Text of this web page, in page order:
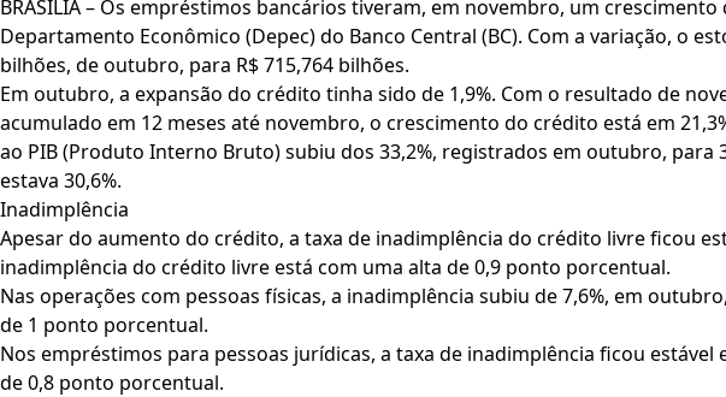
BRASÍLIA – Os empréstimos bancários tiveram, em novembro, um
Departamento Econômico (Depec) do Banco Central (BC). Com a variação, o
bilhões, de outubro, para R$ 715,764 bilhões.
Em outubro, a expansão do crédito tinha sido de 1,9%. Com o resultado de
acumulado em 12 meses até novembro, o crescimento do crédito está em
ao PIB (Produto Interno Bruto) subiu dos 33,2%, registrados em outubro, para
estava 30,6%.
Inadimplência
Apesar do aumento do crédito, a taxa de inadimplência do crédito livre ficou
inadimplência do crédito livre está com uma alta de 0,9 ponto porcentual.
Nas operações com pessoas físicas, a inadimplência subiu de 7,6%, em
de 1 ponto porcentual.
Nos empréstimos para pessoas jurídicas, a taxa de inadimplência ficou
de 0,8 ponto porcentual.